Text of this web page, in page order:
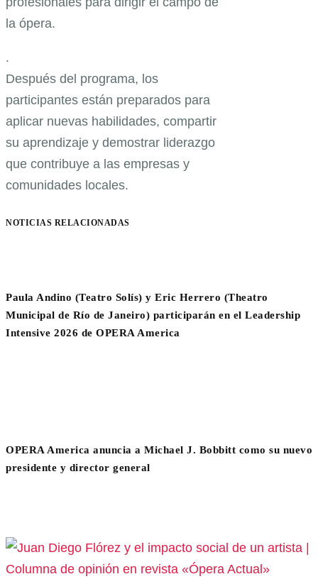
la ópera.
.
Después del programa, los
participantes están preparados para
aplicar nuevas habilidades, compartir
su aprendizaje y demostrar liderazgo
que contribuye a las empresas y
comunidades locales.
NOTICIAS RELACIONADAS
Paula Andino (Teatro Solís) y Eric Herrero (Theatro
Municipal de Río de Janeiro) participarán en el Leadership
Intensive 2026 de OPERA America
OPERA America anuncia a Michael J. Bobbitt como su nuevo
presidente y director general